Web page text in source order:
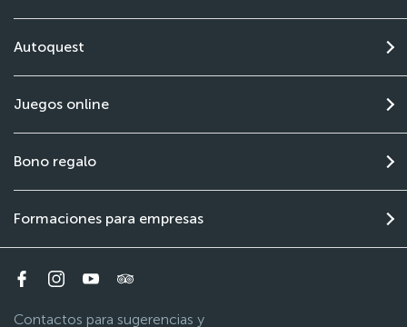
Autoquest
Juegos online
Bono regalo
Formaciones para empresas
Contactos para sugerencias y